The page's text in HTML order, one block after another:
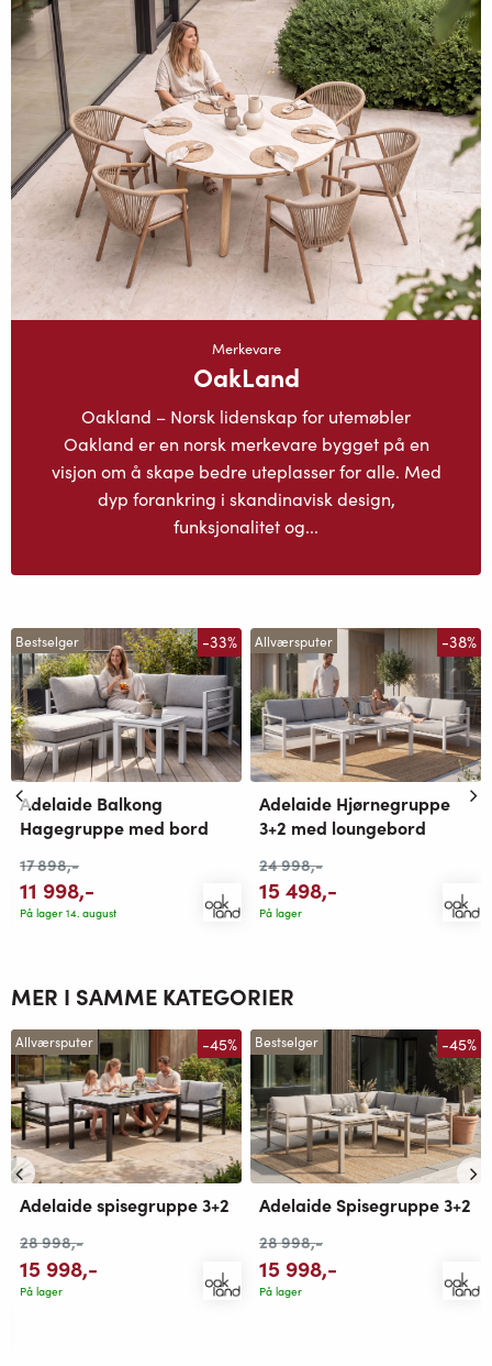
Merkevare
OakLand
Oakland – Norsk lidenskap for utemøbler
Oakland er en norsk merkevare bygget på en
visjon om å skape bedre uteplasser for alle. Med
dyp forankring i skandinavisk design,
funksjonalitet og...
Bestselger -33%
Adelaide Balkong
Hagegruppe med bord
17 898,-
11 998,-
På lager 14. august
Allværsputer -38%
Adelaide Hjørnegruppe
3+2 med loungebord
24 998,-
15 498,-
På lager
MER I SAMME KATEGORIER
Allværsputer -45%
Adelaide spisegruppe 3+2
28 998,-
15 998,-
På lager
Bestselger -45%
Adelaide Spisegruppe 3+2
28 998,-
15 998,-
På lager